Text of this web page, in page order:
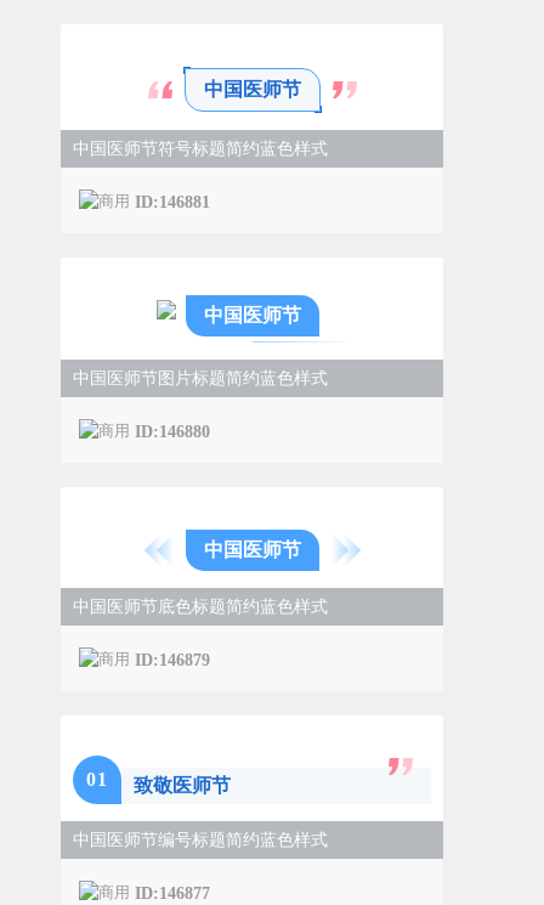
中国医师节
中国医师节符号标题简约蓝色样式
ID:146881
中国医师节
中国医师节图片标题简约蓝色样式
ID:146880
中国医师节
中国医师节底色标题简约蓝色样式
ID:146879
01 致敬医师节
中国医师节编号标题简约蓝色样式
ID:146877